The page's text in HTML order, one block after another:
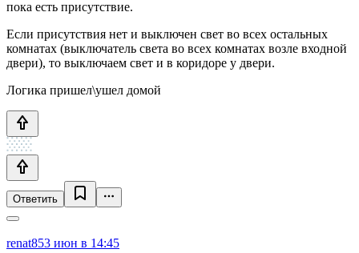
пока есть присутствие.
Если присутствия нет и выключен свет во всех остальных
комнатах (выключатель света во всех комнатах возле входной
двери), то выключаем свет и в коридоре у двери.
Логика пришел\ушел домой
Ответить
renat853 июн в 14:45